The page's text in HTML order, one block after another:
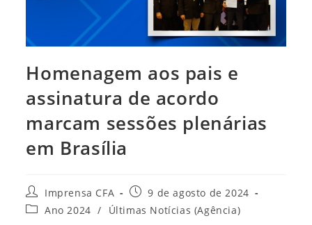
Homenagem aos pais e
assinatura de acordo
marcam sessões plenárias
em Brasília
Autor
do
post:
Imprensa CFA
Post
publicado:
9 de agosto de 2024
Categoria
Ano 2024 / Últimas Notícias (Agência)